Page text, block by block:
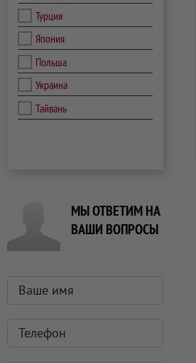
Турция
Япония
Польша
Украина
Тайвань
МЫ ОТВЕТИМ НА
ВАШИ ВОПРОСЫ